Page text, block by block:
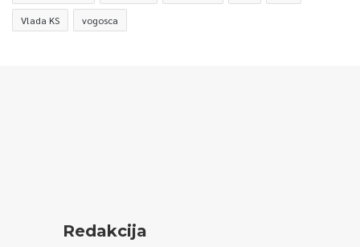
Vlada KS vogosca
Redakcija